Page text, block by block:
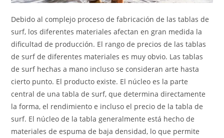
Debido al complejo proceso de fabricación de las tablas de
surf, los diferentes materiales afectan en gran medida la
dificultad de producción. El rango de precios de las tablas
de surf de diferentes materiales es muy obvio. Las tablas
de surf hechas a mano incluso se consideran arte hasta
cierto punto. El producto existe. El núcleo es la parte
central de una tabla de surf, que determina directamente
la forma, el rendimiento e incluso el precio de la tabla de
surf. El núcleo de la tabla generalmente está hecho de
materiales de espuma de baja densidad, lo que permite